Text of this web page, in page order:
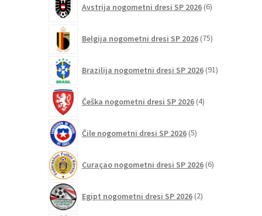
Avstrija nogometni dresi SP 2026 6izdelkov
Belgija nogometni dresi SP 2026 75izdelkov
Brazilija nogometni dresi SP 2026 91izdelkov
Češka nogometni dresi SP 2026 4izdelki
Čile nogometni dresi SP 2026 5izdelkov
Curaçao nogometni dresi SP 2026 6izdelkov
Egipt nogometni dresi SP 2026 2izdelka